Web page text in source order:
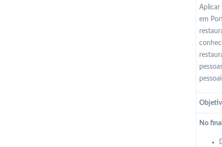
Aplicar
em
No